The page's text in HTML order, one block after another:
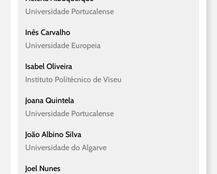
Universidade Portucalense
Inês Carvalho
Universidade Europeia
Isabel Oliveira
Instituto Politécnico de Viseu
Joana Quintela
Universidade Portucalense
João Albino Silva
Universidade do Algarve
Joel Nunes